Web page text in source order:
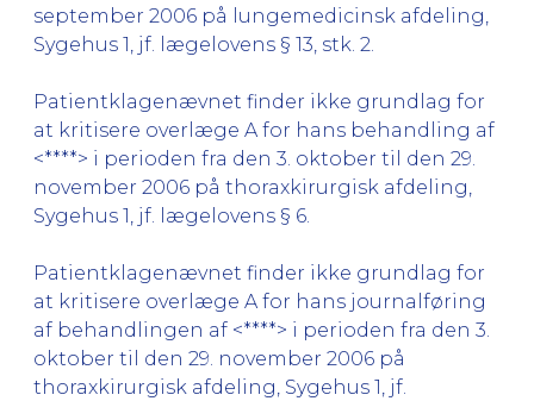
september 2006 på lungemedicinsk afdeling,
Sygehus 1, jf. lægelovens § 13, stk. 2.
Patientklagenævnet finder ikke grundlag for
at kritisere overlæge A for hans behandling af
<****> i perioden fra den 3. oktober til den 29.
november 2006 på thoraxkirurgisk afdeling,
Sygehus 1, jf. lægelovens § 6.
Patientklagenævnet finder ikke grundlag for
at kritisere overlæge A for hans journalføring
af behandlingen af <****> i perioden fra den 3.
oktober til den 29. november 2006 på
thoraxkirurgisk afdeling, Sygehus 1, jf.